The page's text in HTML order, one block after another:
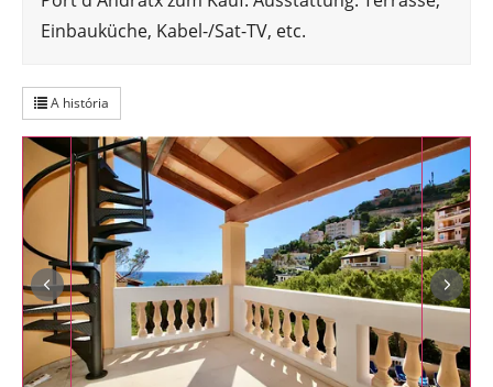
Einbauküche, Kabel-/Sat-TV, etc.
A história